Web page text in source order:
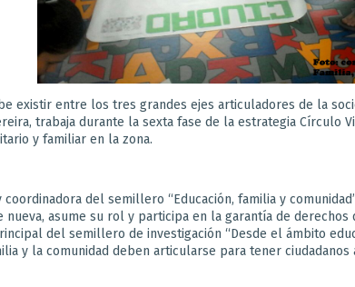
existir entre los tres grandes ejes articuladores de la
trabaja durante la sexta fase de la estrategia
y familiar en la zona.
coordinadora del semillero “Educación, familia y
nueva, asume su rol y participa en la garantía de
del semillero de investigación “Desde el ámbito
y la comunidad deben articularse para tener ciudadanos